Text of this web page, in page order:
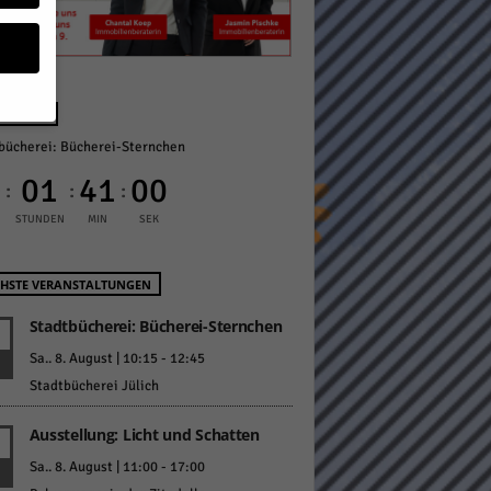
Bücherei-Sternchen
: 01
STUNDEN
: 40
MIN
: 59
SEK
VERANSTALTUNGEN
Stadtbücherei: Bücherei-Sternchen
Sa.. 8. August | 10:15 - 12:45
Stadtbücherei Jülich
Ausstellung: Licht und Schatten
Sa.. 8. August | 11:00- 17:00
z.
Zurück